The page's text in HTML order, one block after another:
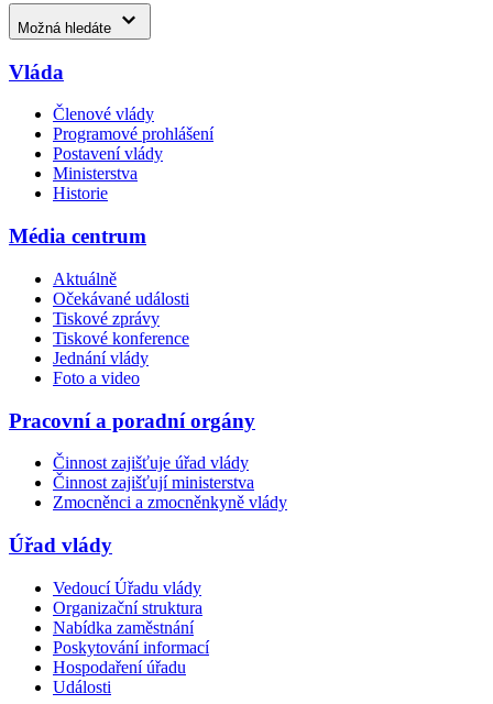
Možná hledáte
Vláda
Členové vlády
Programové prohlášení
Postavení vlády
Ministerstva
Historie
Média centrum
Aktuálně
Očekávané události
Tiskové zprávy
Tiskové konference
Jednání vlády
Foto a video
Pracovní a poradní orgány
Činnost zajišťuje úřad vlády
Činnost zajišťují ministerstva
Zmocněnci a zmocněnkyně vlády
Úřad vlády
Vedoucí Úřadu vlády
Organizační struktura
Nabídka zaměstnání
Poskytování informací
Hospodaření úřadu
Události